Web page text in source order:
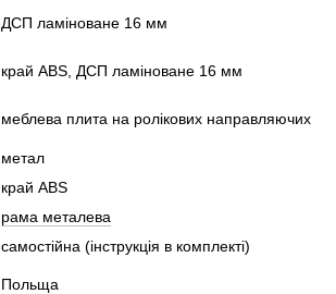
ДСП ламіноване 16 мм
край ABS, ДСП ламіноване 16 мм
меблева плита на ролікових направляючих
метал
край ABS
рама металева
самостійна (інструкція в комплекті)
Польща